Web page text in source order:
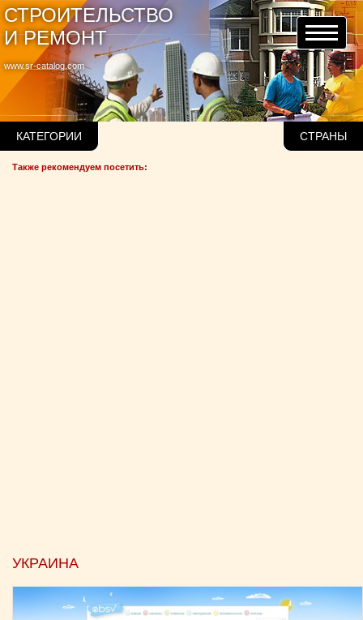
www.sr-catalog.com
СТРОИТЕЛЬСТВО
И РЕМОНТ
КАТЕГОРИИ СТРАНЫ
Также рекомендуем посетить:
УКРАИНА